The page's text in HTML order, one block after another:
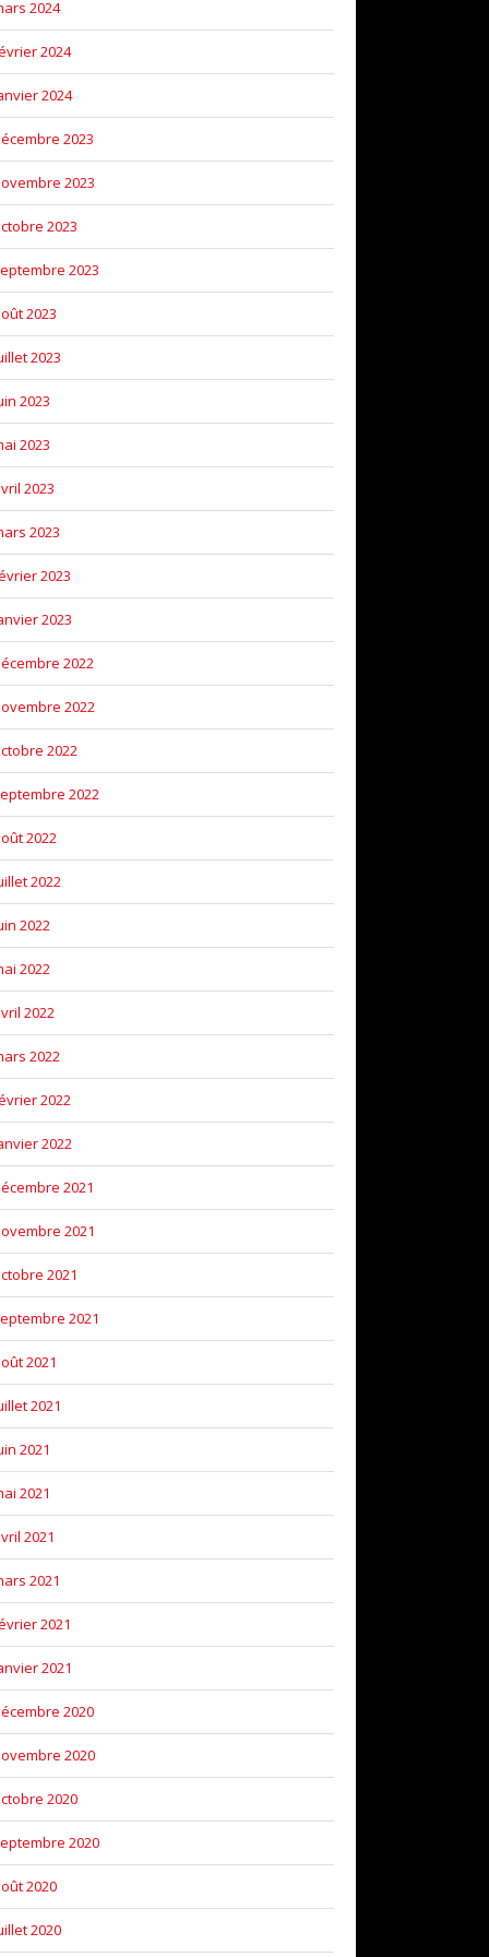
2024
2024
2024
2023
2023
2023
2023
2023
2023
2023
2023
2023
2023
2023
2023
2022
2022
2022
2022
2022
2022
2022
2022
2022
2022
2022
2022
2021
2021
2021
2021
2021
2021
2021
2021
2021
2021
2021
2021
2020
2020
2020
2020
2020
2020